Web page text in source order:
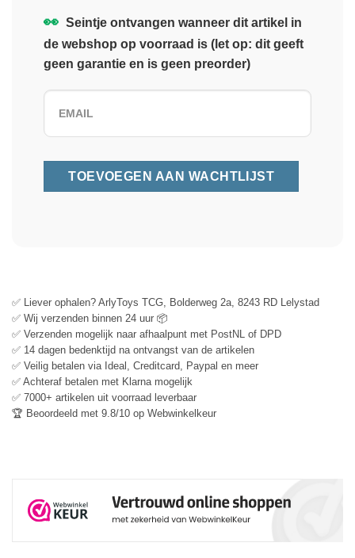
👀 Seintje ontvangen wanneer dit artikel in
de webshop op voorraad is (let op: dit geeft
geen garantie en is geen preorder)
✅ Liever ophalen? ArlyToys TCG, Bolderweg 2a, 8243 RD Lelystad
✅ Wij verzenden binnen 24 uur 📦
✅ Verzenden mogelijk naar afhaalpunt met PostNL of DPD
✅ 14 dagen bedenktijd na ontvangst van de artikelen
✅ Veilig betalen via Ideal, Creditcard, Paypal en meer
✅ Achteraf betalen met Klarna mogelijk
✅ 7000+ artikelen uit voorraad leverbaar
🏆 Beoordeeld met 9.8/10 op Webwinkelkeur